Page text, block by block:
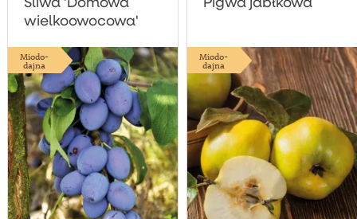
Śliwa 'Domowa
wielkoowocowa'
Miodo-
dajna
Pigwa jabłkowa
Miodo-
dajna